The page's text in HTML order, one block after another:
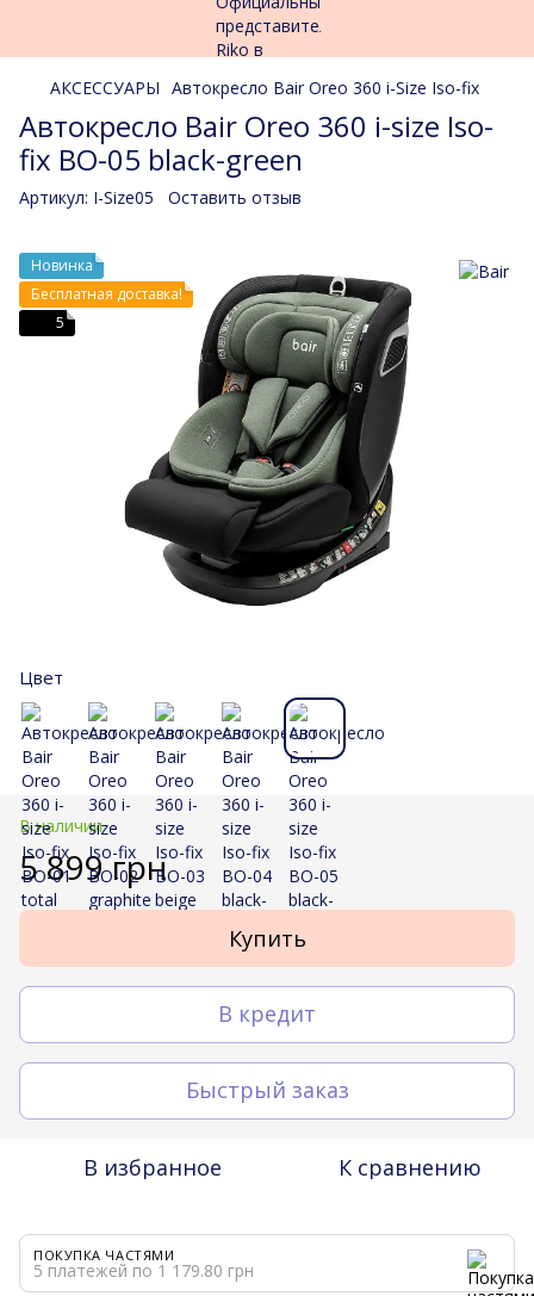
АКСЕССУАРЫ Автокресло Bair Oreo 360 i-Size Iso-fix
Автокресло Bair Oreo 360 i-size Iso-
fix BO-05 black-green
Артикул: I-Size05 Оставить отзыв
Новинка
Бесплатная доставка!
5
Цвет
В наличии
5 899 грн
Купить
В кредит
Быстрый заказ
В избранное К сравнению
ПОКУПКА ЧАСТЯМИ
5 платежей по 1 179.80 грн